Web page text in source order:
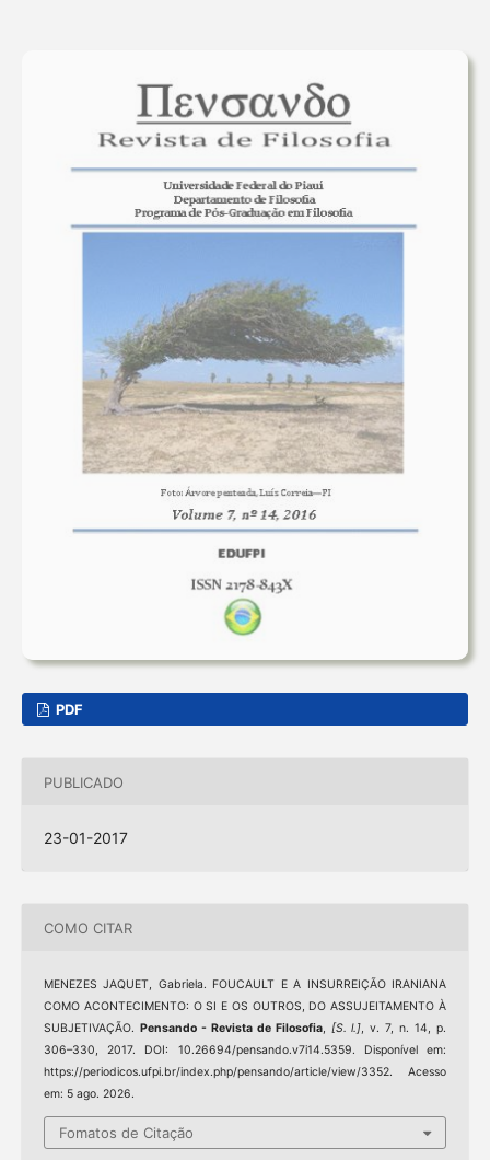
PDF
PUBLICADO
23-01-2017
COMO CITAR
MENEZES JAQUET, Gabriela. FOUCAULT E A INSURREIÇÃO IRANIANA
COMO ACONTECIMENTO: O SI E OS OUTROS, DO ASSUJEITAMENTO À
SUBJETIVAÇÃO. Pensando - Revista de Filosofia, [S. l.] , v. 7, n. 14, p.
306–330, 2017. DOI: 10.26694/pensando.v7i14.5359. Disponível em:
https://periodicos.ufpi.br/index.php/pensando/article/view/3352. Acesso
em: 5 ago. 2026.
Fomatos de Citação